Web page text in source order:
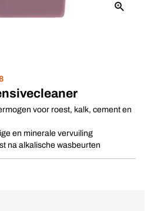
voor roest, kalk, cement en
en minerale vervuiling
na alkalische wasbeurten